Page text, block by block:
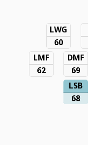
LWG
60
LMF
62
DMF
69
LSB
68